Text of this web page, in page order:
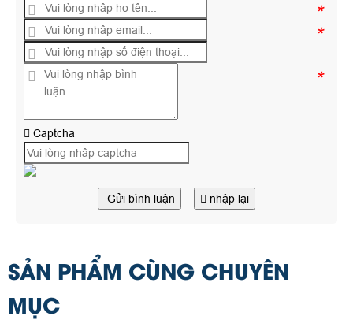
*
*
*
Captcha
Gửi bình luận nhập lại
SẢN PHẨM CÙNG CHUYÊN
MỤC